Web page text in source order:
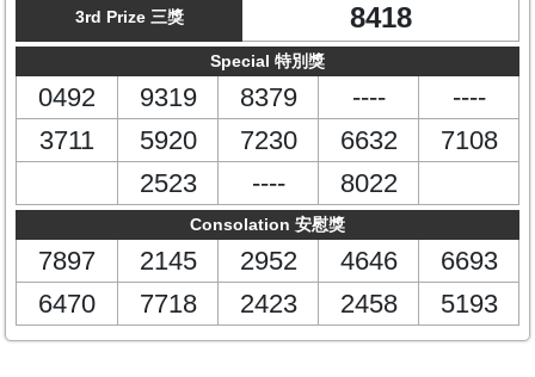
3rd Prize 三獎 8418
Special 特別獎
0492 9319 8379 ----
----
3711
5920 7230 6632
7108
2523
---- 8022
Consolation 安慰獎
7897 2145 2952 4646
6693
6470
7718 2423 2458 5193